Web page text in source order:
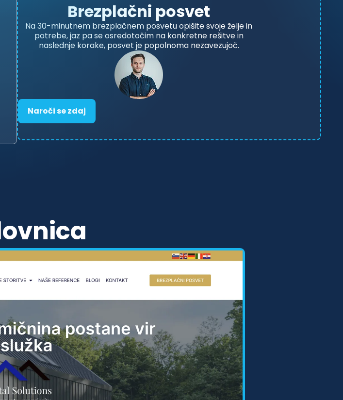
Brezplačni posvet
Na 30-minutnem brezplačnem posvetu opišite svoje želje in
potrebe, jaz pa se osredotočim na konkretne rešitve in
naslednje korake, posvet je popolnoma nezavezujoč.
Naroči se zdaj